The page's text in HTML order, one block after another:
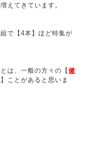
えてきています。
で【4本】ほど特集が
は、一般の方々の【 健
】ことがあると思いま